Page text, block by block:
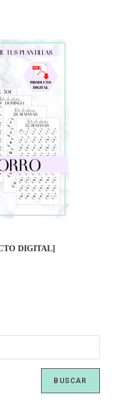
DIGITAL]
BUSCAR